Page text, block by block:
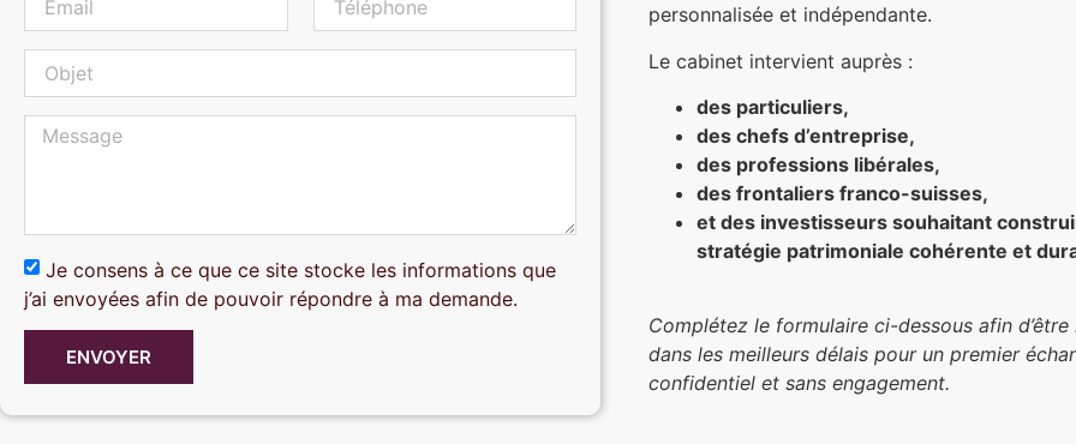
Je consens à ce que ce site stocke les informations que
j’ai envoyées afin de pouvoir répondre à ma demande.
ENVOYER
personnalisée et indépendante.
Le cabinet intervient auprès :
des particuliers,
des chefs d’entreprise,
des professions libérales,
des frontaliers franco-suisses,
et des investisseurs souhaitant
stratégie patrimoniale cohérente et
Complétez le formulaire ci-dessous afin
dans les meilleurs délais pour un premier
confidentiel et sans engagement.